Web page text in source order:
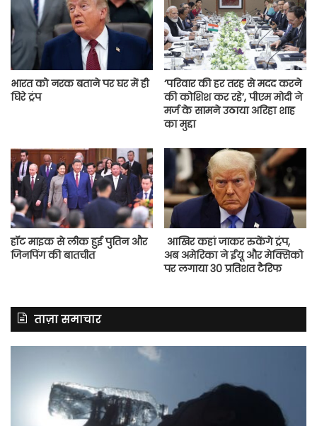
भारत को नरक बताने पर घर में ही
घिरे ट्रंप
‘परिवार की हर तरह से मदद करने
की कोशिश कर रहे’, पीएम मोदी ने
मर्ज के सामने उठाया अरिहा शाह
का मुद्दा
हॉट माइक से लीक हुई पुतिन और
जिनपिंग की बातचीत
आखिर कहां जाकर रुकेंगे ट्रंप,
अब अमेरिका ने ईयू और मेक्सिको
पर लगाया 30 प्रतिशत टैरिफ
ताज़ा समाचार